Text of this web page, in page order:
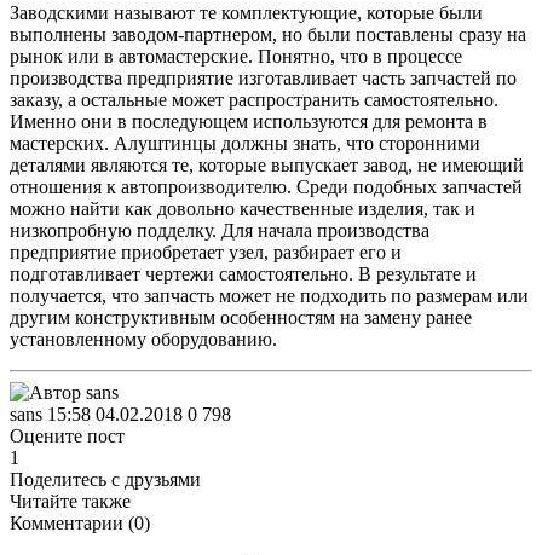
Заводскими называют те комплектующие, которые были
выполнены заводом-партнером, но были поставлены сразу на
рынок или в автомастерские. Понятно, что в процессе
производства предприятие изготавливает часть запчастей по
заказу, а остальные может распространить самостоятельно.
Именно они в последующем используются для ремонта в
мастерских. Алуштинцы должны знать, что сторонними
деталями являются те, которые выпускает завод, не имеющий
отношения к автопроизводителю. Среди подобных запчастей
можно найти как довольно качественные изделия, так и
низкопробную подделку. Для начала производства
предприятие приобретает узел, разбирает его и
подготавливает чертежи самостоятельно. В результате и
получается, что запчасть может не подходить по размерам или
другим конструктивным особенностям на замену ранее
установленному оборудованию.
sans 15:58 04.02.2018 0 798
Оцените пост
1
Поделитесь с друзьями
Читайте также
Комментарии (0)